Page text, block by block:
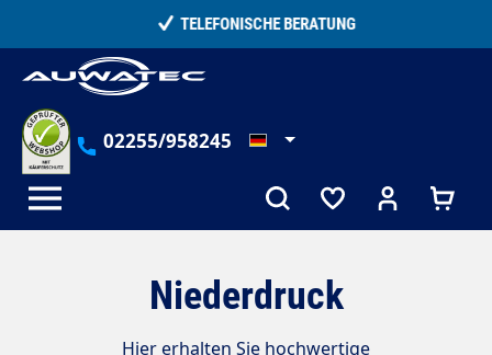
TELEFONISCHE BERATUNG
02255/958245
Niederdruck
Hier erhalten Sie hochwertige